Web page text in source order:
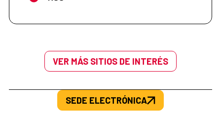
VER MÁS SITIOS DE INTERÉS
SEDE ELECTRÓNICA